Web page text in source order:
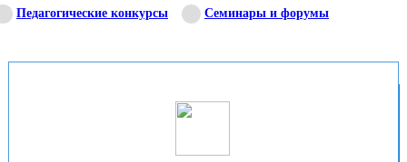
Педагогические конкурсы Семинары и форумы